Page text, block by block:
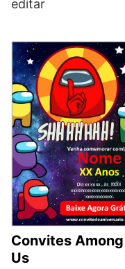
editar
Convites Among
Us